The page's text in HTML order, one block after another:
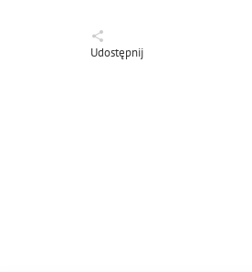
Udostępnij